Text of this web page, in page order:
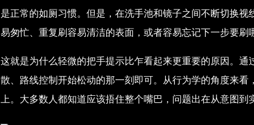
是正常的如厕习惯。但是，在洗手池和镜子之间不断切换
易匆忙、重复刷容易清洁的表面，或者容易忘记下一步要刷
这就是为什么轻微的把手提示比乍看起来更重要的原因。
散、路线控制开始松动的那一刻即可。从行为学的角度来
上。大多数人都知道应该捂住整个嘴巴，问题出在从意图到